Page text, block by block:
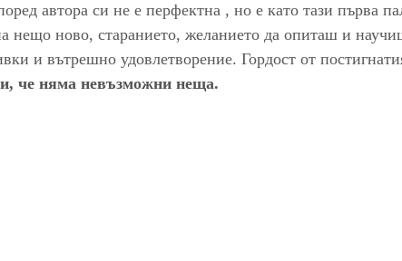
автора си не е перфектна , но е като тази първа
нещо ново, старанието, желанието да опиташ и
и вътрешно удовлетворение. Гордост от
че няма невъзможни неща.